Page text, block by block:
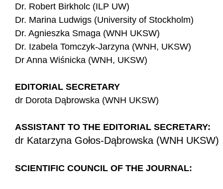
Dr. Robert Birkholc (ILP UW)
Dr. Marina Ludwigs (University of Stockholm)
Dr. Agnieszka Smaga (WNH UKSW)
Dr. Izabela Tomczyk-Jarzyna (WNH, UKSW)
Dr Anna Wiśnicka (WNH, UKSW)
EDITORIAL SECRETARY
dr Dorota Dąbrowska (WNH UKSW)
ASSISTANT TO THE EDITORIAL SECRETARY:
dr Katarzyna Gołos-Dąbrowska (WNH UKSW)
SCIENTIFIC COUNCIL OF THE JOURNAL: